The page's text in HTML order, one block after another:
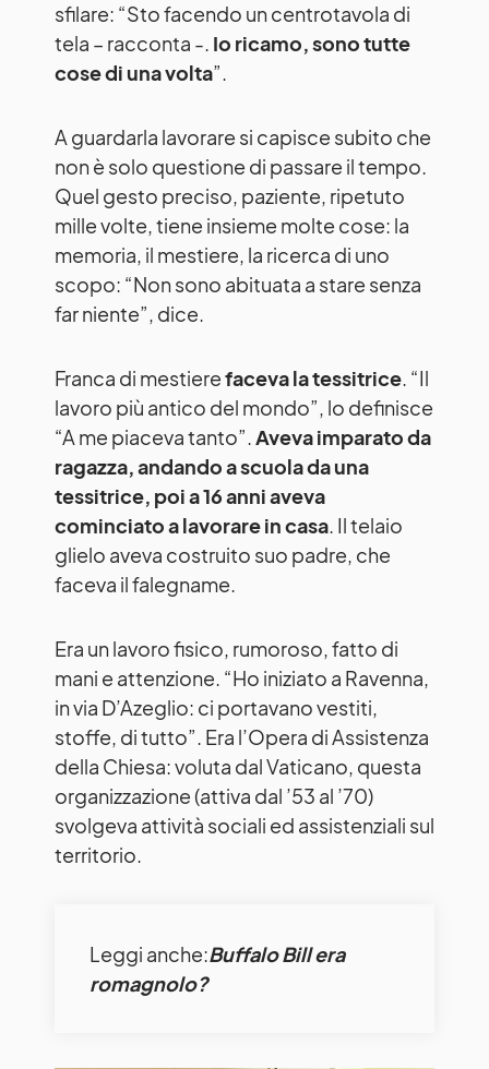
sfilare: “Sto facendo un centrotavola di
tela – racconta -. Io ricamo, sono tutte
cose di una volta”.
A guardarla lavorare si capisce subito che
non è solo questione di passare il tempo.
Quel gesto preciso, paziente, ripetuto
mille volte, tiene insieme molte cose: la
memoria, il mestiere, la ricerca di uno
scopo: “Non sono abituata a stare senza
far niente”, dice.
Franca di mestierefaceva la tessitrice. “Il
lavoro più antico del mondo”, lo definisce
“A me piaceva tanto”.Aveva imparato da
ragazza, andando a scuola da una
tessitrice, poi a 16 anni aveva
cominciato a lavorare in casa. Il telaio
glielo aveva costruito suo padre, che
faceva il falegname.
Era un lavoro fisico, rumoroso, fatto di
mani e attenzione. “Ho iniziato a Ravenna,
in via D’Azeglio: ci portavano vestiti,
stoffe, di tutto”. Era l’Opera di Assistenza
della Chiesa: voluta dal Vaticano, questa
organizzazione (attiva dal ’53 al ’70)
svolgeva attività sociali ed assistenziali sul
territorio.
Leggi anche:Buffalo Bill era
romagnolo?